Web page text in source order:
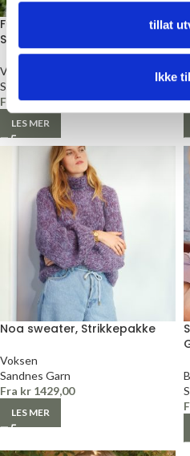
tillat
Ikke
Fun Chunky Marius,
Strikkepakke
Voksen
Sandnes Garn
Frakr1660,00
LES MER
Noa sweater, Strikkepakke
Voksen
Sandnes Garn
Fra kr 1429,00
LES MER